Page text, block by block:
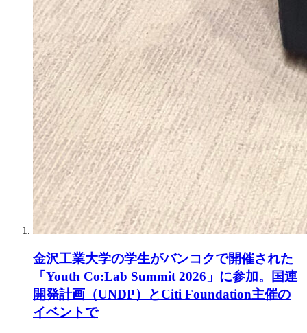
金沢工業大学の学生がバンコクで開催された
「Youth Co:Lab Summit 2026」に参加。国連
開発計画（UNDP）とCiti Foundation主催の
イベントで